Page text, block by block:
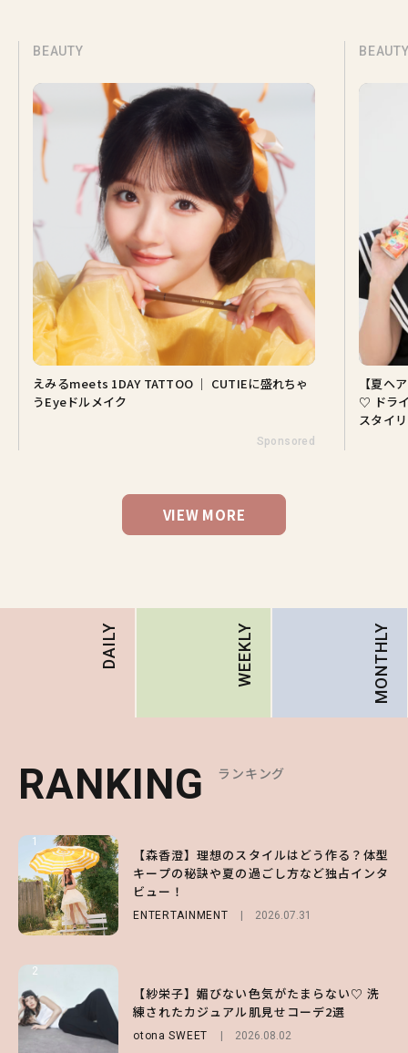
BEAUTY
えみるmeets 1DAY TATTOO ｜ CUTIEに盛れちゃ
うEyeドルメイク
Sponsored
【夏ヘ
♡ ドラ
スタイ
VIEW MORE
DAILY WEEKLY MONTHLY
RANKING ランキング
1
【森香澄】理想のスタイルはどう作る？体型
キープの秘訣や夏の過ごし方など独占インタ
ビュー！
ENTERTAINMENT 2026.07.31
2
【紗栄子】媚びない色気がたまらない♡ 洗
練されたカジュアル肌見せコーデ2選
otona SWEET 2026.08.02
RANKING ランキング
1
【ハローキティ】がスシローと初コラボ♡
第1弾の気になるメニュー＆限定グッズを総
チェック！
LIFESTYLE 2026.07.31
2
【大原優乃】夏メイクはプレイフルに！ドキ
ッとしちゃう色っぽ“うるみ目”のつくり方
BEAUTY 2026.08.01
RANKING ランキング
1
【SNIDEL】長濱ねるとロマンティックトラ
ッドな秋はじめ｜2026秋の新作コーデ4選
2
【付録】総柄ハローキティが可愛すぎ♡ 紀
ノ国屋コラボの“優秀保冷バッグ”は夏の強
い味方！【オトナミューズ9月号増刊】
2026.07.12